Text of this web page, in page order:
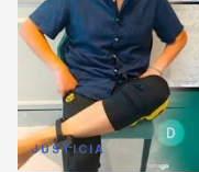
JUSTICIA